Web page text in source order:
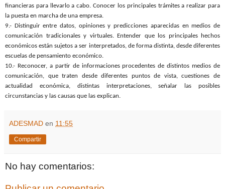
financieras para llevarlo a cabo. Conocer los principales trámites a realizar para
la puesta en marcha de una empresa.
9.- Distinguir entre datos, opiniones y predicciones aparecidas en medios de
comunicación tradicionales y virtuales. Entender que los principales hechos
económicos están sujetos a ser interpretados, de forma distinta, desde diferentes
escuelas de pensamiento económico.
10.- Reconocer, a partir de informaciones procedentes de distintos medios de
comunicación, que traten desde diferentes puntos de vista, cuestiones de
actualidad económica, distintas interpretaciones, señalar las posibles
circunstancias y las causas que las explican.
ADESMAD en 11:55
Compartir
No hay comentarios: